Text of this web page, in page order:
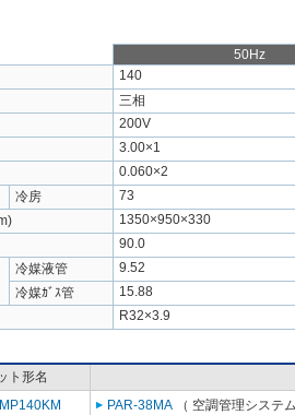
50Hz
140
三相
200V
3.00×1
0.060×2
冷房
73
1350×950×330
90.0
冷媒液管
9.52
冷媒ｶﾞｽ管
15.88
R32×3.9
ト形名
PAR-38MA （ 空調管理システ